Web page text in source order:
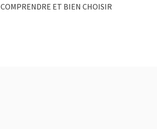
COMPRENDRE ET BIEN CHOISIR